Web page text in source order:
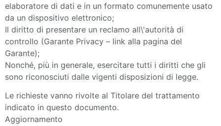
elaboratore di dati e in un formato comunemente usato
da un dispositivo elettronico;
Il diritto di presentare un reclamo all\'autorità di
controllo (Garante Privacy – link alla pagina del
Garante);
Nonché, più in generale, esercitare tutti i diritti che gli
sono riconosciuti dalle vigenti disposizioni di legge.
Le richieste vanno rivolte al Titolare del trattamento
indicato in questo documento.
Aggiornamento